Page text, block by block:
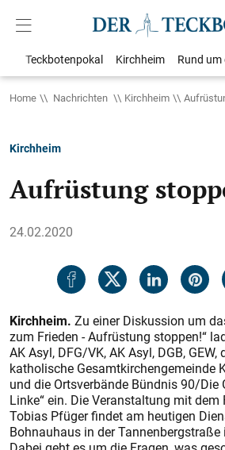
Teckbotenpokal Kirchheim Rund um
Home Nachrichten Kirchheim
Kirchheim
Aufrüstung
24.02.2020
Kirchheim. Zu einer Diskussion um
zum Frieden - Aufrüstung stoppen!“
AK Asyl, DFG/VK, AK Asyl, DGB,
katholische Gesamtkirchengemeinde
und die Ortsverbände Bündnis 90/Die
Linke“ ein. Die Veranstaltung mit
Tobias Pfüger findet am heutigen
Bohnauhaus in der